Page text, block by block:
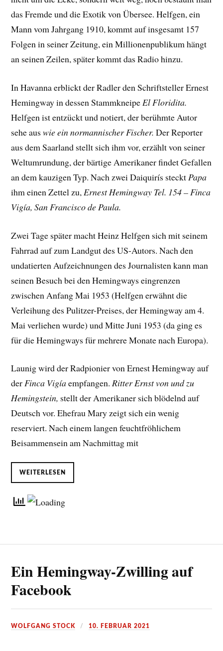
das Fremde und die Exotik von Übersee. Helfgen, ein
Mann vom Jahrgang 1910, kommt auf insgesamt 157
Folgen in seiner Zeitung, ein Millionenpublikum hängt
an seinen Zeilen, später kommt das Radio hinzu.
In Havanna erblickt der Radler den Schriftsteller Ernest
Hemingway in dessen Stammkneipe El Floridita.
Helfgen ist entzückt und notiert, der berühmte Autor
sehe auswie ein normannischer Fischer. Der Reporter
aus dem Saarland stellt sich ihm vor, erzählt von seiner
Weltumrundung, der bärtige Amerikaner findet Gefallen
an dem kauzigen Typ. Nach zwei Daiquirís steckt Papa
ihm einen Zettel zu, Ernest Hemingway Tel. 154 – Finca
Vigía, San Francisco de Paula.
Zwei Tage später macht Heinz Helfgen sich mit seinem
Fahrrad auf zum Landgut des US-Autors. Nach den
undatierten Aufzeichnungen des Journalisten kann man
seinen Besuch bei den Hemingways eingrenzen
zwischen Anfang Mai 1953 (Helfgen erwähnt die
Verleihung des Pulitzer-Preises, der Hemingway am 4.
Mai verliehen wurde) und Mitte Juni 1953 (da ging es
für die Hemingways für mehrere Monate nach Europa).
Launig wird der Radpionier von Ernest Hemingway auf
derFinca Vigíaempfangen. Ritter Ernst von und zu
Hemingstein, stellt der Amerikaner sich blödelnd auf
Deutsch vor. Ehefrau Mary zeigt sich ein wenig
reserviert. Nach einem langen feuchtfröhlichem
Beisammensein am Nachmittag mit
WEITERLESEN
Ein Hemingway-Zwilling auf
Facebook
WOLFGANG STOCK 10. FEBRUAR 2021